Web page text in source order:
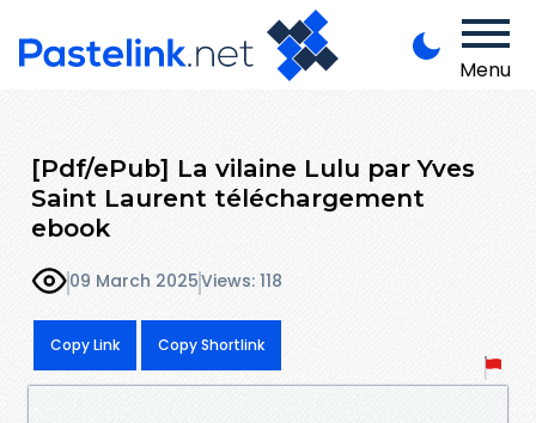
Menu
[Pdf/ePub] La vilaine Lulu par Yves
Saint Laurent téléchargement
ebook
09 March 2025Views: 118
Copy Link Copy Shortlink